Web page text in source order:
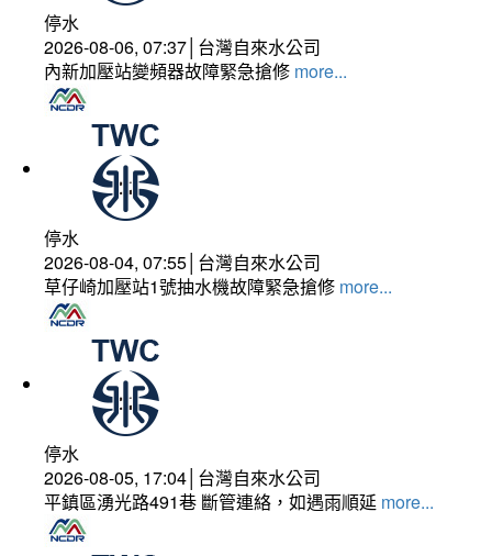
停水
2026-08-06, 07:37│台灣自來水公司
內新加壓站變頻器故障緊急搶修 more...
停水
2026-08-04, 07:55│台灣自來水公司
草仔崎加壓站1號抽水機故障緊急搶修 more...
停水
2026-08-05, 17:04│台灣自來水公司
平鎮區湧光路491巷 斷管連絡，如遇雨順延 more...